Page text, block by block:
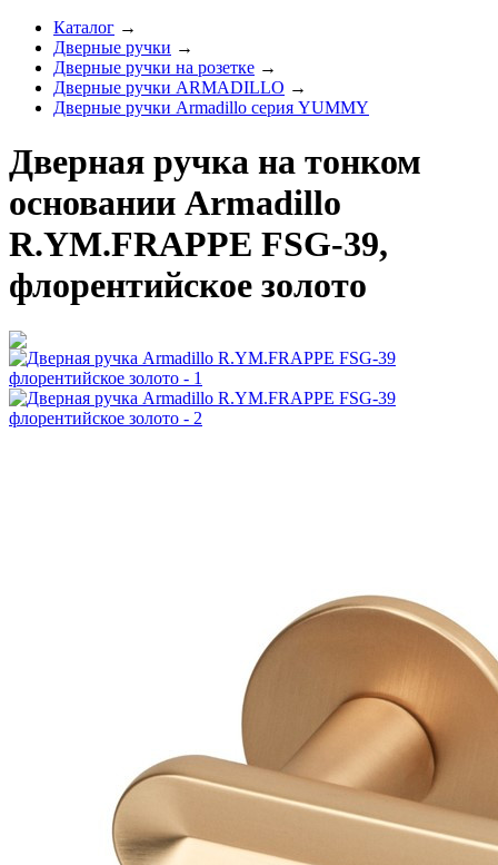
Каталог →
Дверные ручки →
Дверные ручки на розетке →
Дверные ручки ARMADILLO →
Дверные ручки Armadillo серия YUMMY
Дверная ручка на тонком
основании Armadillo
R.YM.FRAPPE FSG-39,
флорентийское золото